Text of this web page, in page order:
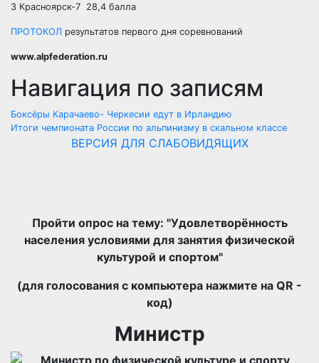
3 Красноярск-7 28,4 балла
ПРОТОКОЛ результатов первого дня соревнований
www.alpfederation.ru
Навигация по записям
Боксёры Карачаево- Черкесии едут в Ирландию
Итоги чемпионата России по альпинизму в скальном классе
ВЕРСИЯ ДЛЯ СЛАБОВИДЯЩИХ
Пройти опрос на тему: "Удовлетворённость
населения условиями для занятия физической
культурой и спортом"
(для голосования с компьютера нажмите на QR -
код)
Министр